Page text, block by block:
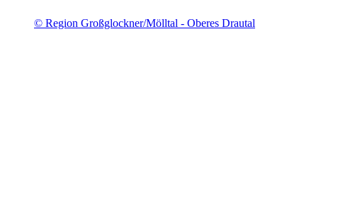
© Region Großglockner/Mölltal - Oberes Drautal